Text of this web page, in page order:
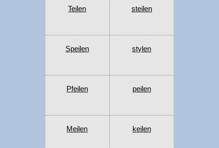
Teilen steilen
Speilen stylen
Pfeilen peilen
Meilen keilen